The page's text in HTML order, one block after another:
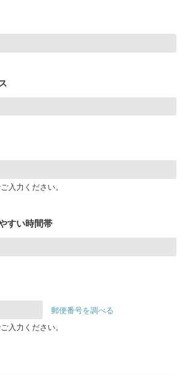
入力ください。
すい時間帯
郵便番号を調べる
入力ください。